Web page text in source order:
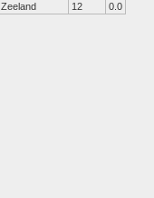
Zeeland
12 0.0